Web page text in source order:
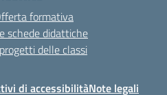
formativa
schede didattiche
delle classi
di accessibilitàNote legali